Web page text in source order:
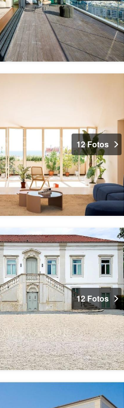
12 Fotos
12 Fotos